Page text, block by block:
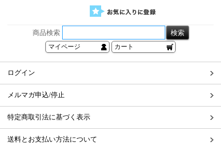
商品検索
マイページ カート
ログイン
メルマガ申込/停止
特定商取引法に基づく表示
送料とお支払い方法について